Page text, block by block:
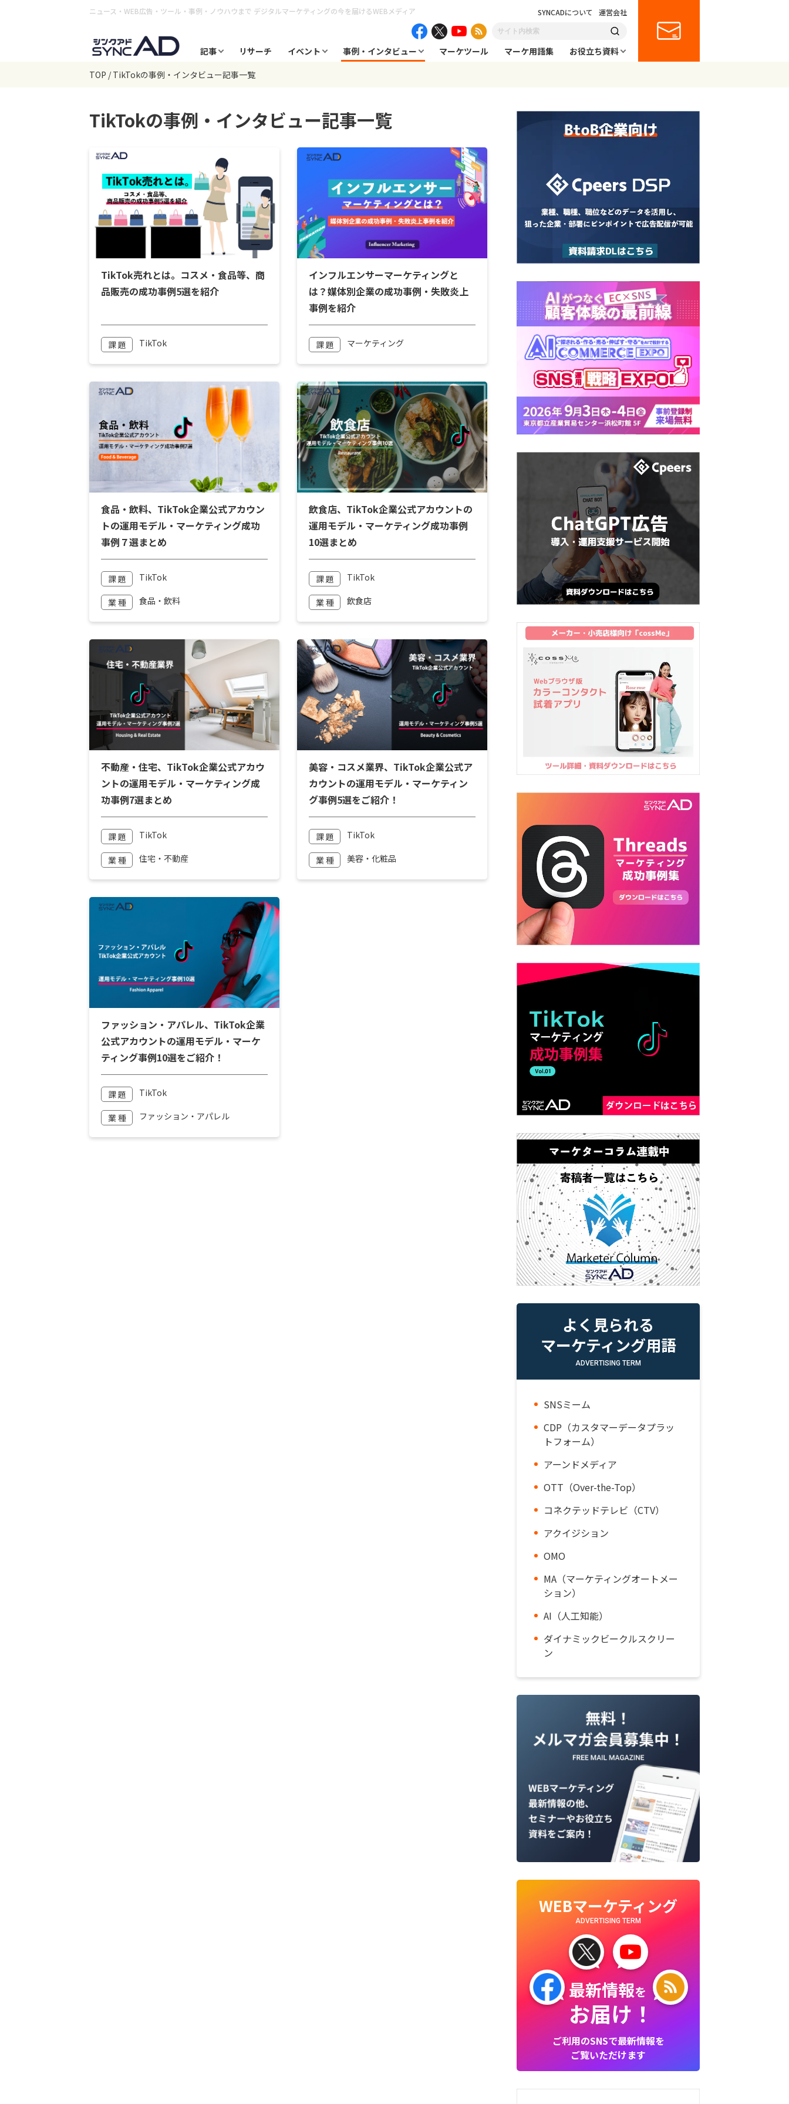
ニュース・WEB広告・ツール・事例・ノウハウまで デジタルマーケティングの今を届けるWEBメディア SYNCADについて 運営会社
記事 リサーチ イベント 事例・インタビュー マーケツール マーケ用語集
お役立ち資料
TOP
TikTokの事例・インタビュー記事一覧
TikTokの事例・インタビュー記事一覧
TikTok売れとは。コスメ・食品等、商
品販売の成功事例5選を紹介
課 題 TikTok
インフルエンサーマーケティングと
は？媒体別企業の成功事例・失敗炎上
事例を紹介
課 題 マーケティング
食品・飲料、TikTok企業公式アカウン
トの運用モデル・マーケティング成功
事例７選まとめ
課 題 TikTok
業 種 食品・飲料
飲食店、TikTok企業公式アカウントの
運用モデル・マーケティング成功事例
10選まとめ
課 題 TikTok
業 種 飲食店
不動産・住宅、TikTok企業公式アカウ
ントの運用モデル・マーケティング成
功事例7選まとめ
課 題 TikTok
業 種 住宅・不動産
美容・コスメ業界、TikTok企業公式ア
カウントの運用モデル・マーケティン
グ事例5選をご紹介！
課 題 TikTok
業 種 美容・化粧品
ファッション・アパレル、TikTok企業
公式アカウントの運用モデル・マーケ
ティング事例10選をご紹介！
課 題 TikTok
業 種 ファッション・アパレル
よく見られる
マーケティング用語
ADVERTISING TERM
SNSミーム
CDP（カスタマーデータプラッ
トフォーム）
アーンドメディア
OTT（Over-the-Top）
コネクテッドテレビ（CTV）
アクイジション
OMO
MA（マーケティングオートメー
ション）
AI（人工知能）
ダイナミックビークルスクリー
ン
WEBマーケティング
ADVERTISING TERM
最新情報を
お届け！
ご利用のSNSで最新情報を
ご覧いただけます